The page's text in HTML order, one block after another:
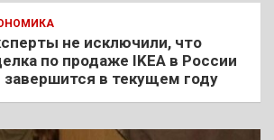
не исключили, что
по продаже IKEA в России
завершится в текущем году